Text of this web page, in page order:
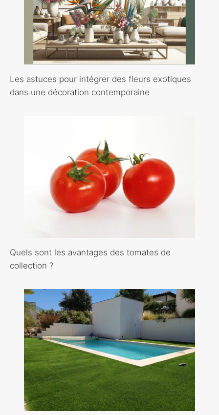
Les astuces pour intégrer des fleurs exotiques
dans une décoration contemporaine
Quels sont les avantages des tomates de
collection ?